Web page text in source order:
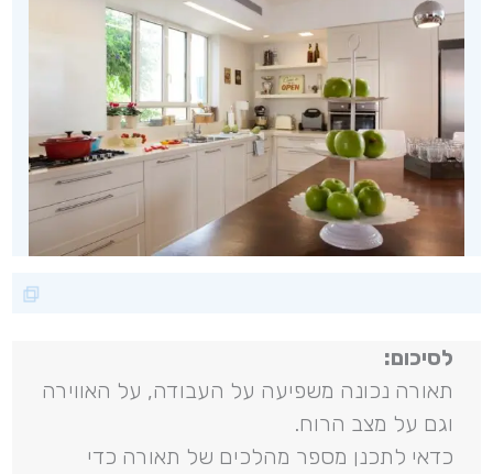
לסיכום:
תאורה נכונה משפיעה על העבודה, על האווירה
וגם על מצב הרוח.
כדאי לתכנן מספר מהלכים של תאורה כדי